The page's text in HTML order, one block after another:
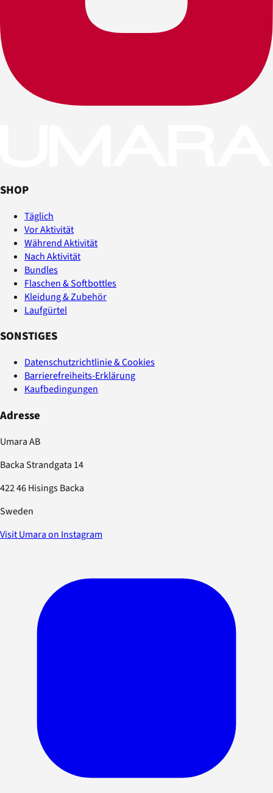
SHOP
Täglich
Vor Aktivität
Während Aktivität
Nach Aktivität
Bundles
Flaschen & Softbottles
Kleidung & Zubehör
Laufgürtel
SONSTIGES
Datenschutzrichtlinie & Cookies
Barrierefreiheits-Erklärung
Kaufbedingungen
Adresse
Umara AB
Backa Strandgata 14
422 46 Hisings Backa
Sweden
Visit Umara on Instagram